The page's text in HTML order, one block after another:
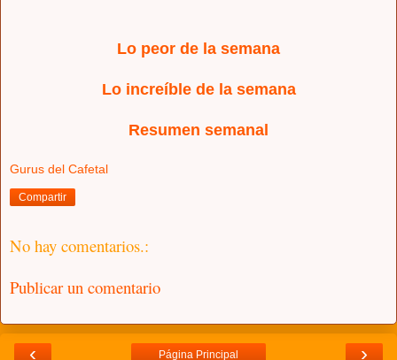
Lo peor de la semana
Lo increíble de la semana
Resumen semanal
Gurus del Cafetal
Compartir
No hay comentarios.:
Publicar un comentario
‹ ›
Página Principal